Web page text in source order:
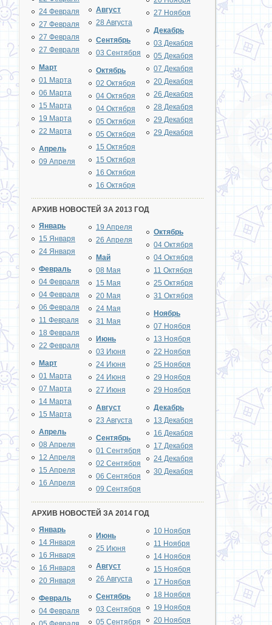
24 Февраля
27 Февраля
27 Февраля
27 Февраля
Март
01 Марта
06 Марта
15 Марта
19 Марта
22 Марта
Апрель
09 Апреля
Август
28 Августа
Сентябрь
03 Сентября
Октябрь
02 Октября
04 Октября
04 Октября
05 Октября
05 Октября
15 Октября
15 Октября
16 Октября
16 Октября
27 Ноября
Декабрь
03 Декабря
05 Декабря
07 Декабря
20 Декабря
26 Декабря
28 Декабря
29 Декабря
29 Декабря
АРХИВ НОВОСТЕЙ ЗА 2013 ГОД
Январь
15 Января
24 Января
Февраль
04 Февраля
04 Февраля
06 Февраля
11 Февраля
18 Февраля
22 Февраля
Март
01 Марта
07 Марта
14 Марта
15 Марта
Апрель
08 Апреля
12 Апреля
15 Апреля
16 Апреля
19 Апреля
26 Апреля
Май
08 Мая
15 Мая
20 Мая
24 Мая
31 Мая
Июнь
03 Июня
24 Июня
24 Июня
27 Июня
Август
23 Августа
Сентябрь
01 Сентября
02 Сентября
06 Сентября
09 Сентября
Октябрь
04 Октября
04 Октября
11 Октября
25 Октября
31 Октября
Ноябрь
07 Ноября
13 Ноября
22 Ноября
25 Ноября
29 Ноября
29 Ноября
Декабрь
13 Декабря
16 Декабря
17 Декабря
24 Декабря
30 Декабря
АРХИВ НОВОСТЕЙ ЗА 2014 ГОД
Январь
14 Января
16 Января
16 Января
20 Января
Февраль
04 Февраля
Июнь
25 Июня
Август
26 Августа
Сентябрь
03 Сентября
05 Сентября
10 Ноября
11 Ноября
14 Ноября
15 Ноября
17 Ноября
18 Ноября
19 Ноября
20 Ноября